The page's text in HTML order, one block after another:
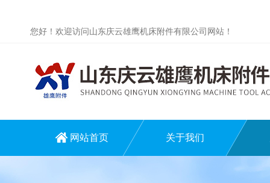
您好！欢迎访问山东庆云雄鹰机床附件有限公司网站！
网站首页 关于我们